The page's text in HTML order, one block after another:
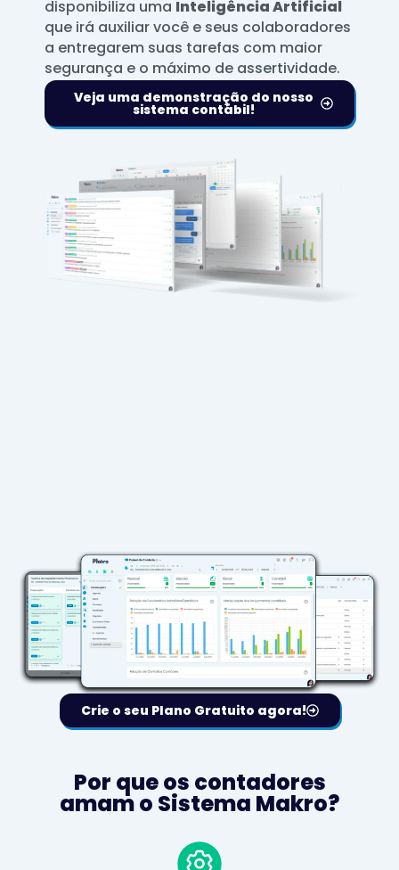
disponibiliza uma Inteligência Artificial
que irá auxiliar você e seus colaboradores
a entregarem suas tarefas com maior
segurança e o máximo de assertividade.
Veja uma demonstração do nosso
sistema contábil!
Crie o seu Plano Gratuito agora!
Por que os contadores
amam o Sistema Makro?